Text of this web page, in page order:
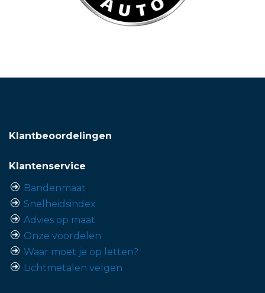
Klantbeoordelingen
Klantenservice
Bandenmaat
Snelheidsindex
Advies op maat
Onze voordelen
Waar moet je op letten?
Lichtmetalen velgen